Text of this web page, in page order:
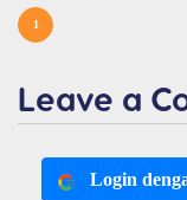
1
Leave a
Login